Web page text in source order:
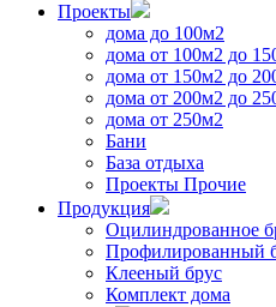
Проекты
дома до 100м2
дома от 100м2 до
дома от 150м2 до
дома от 200м2 до
дома от 250м2
Бани
База отдыха
Проекты Прочие
Продукция
Оцилиндрованное
Профилированный
Клееный брус
Комплект дома